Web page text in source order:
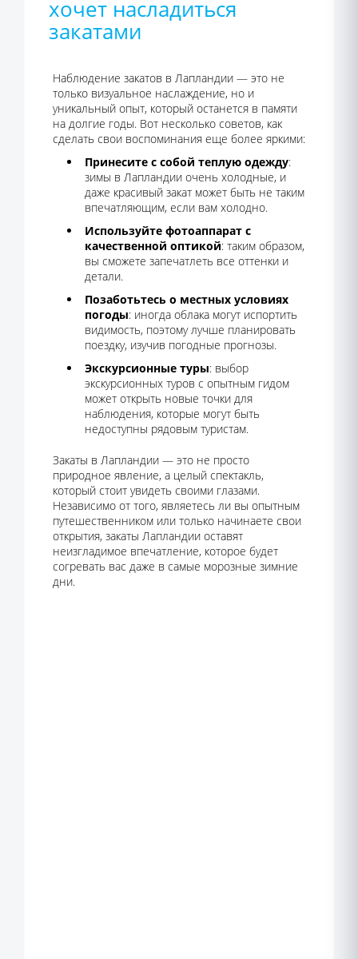
хочет насладиться
закатами
Наблюдение закатов в Лапландии — это не
только визуальное наслаждение, но и
уникальный опыт, который останется в памяти
на долгие годы. Вот несколько советов, как
сделать свои воспоминания еще более яркими:
Принесите с собой теплую одежду:
зимы в Лапландии очень холодные, и
даже красивый закат может быть не таким
впечатляющим, если вам холодно.
Используйте фотоаппарат с
качественной оптикой: таким образом,
вы сможете запечатлеть все оттенки и
детали.
Позаботьтесь о местных условиях
погоды: иногда облака могут испортить
видимость, поэтому лучше планировать
поездку, изучив погодные прогнозы.
Экскурсионные туры: выбор
экскурсионных туров с опытным гидом
может открыть новые точки для
наблюдения, которые могут быть
недоступны рядовым туристам.
Закаты в Лапландии — это не просто
природное явление, а целый спектакль,
который стоит увидеть своими глазами.
Независимо от того, являетесь ли вы опытным
путешественником или только начинаете свои
открытия, закаты Лапландии оставят
неизгладимое впечатление, которое будет
согревать вас даже в самые морозные зимние
дни.